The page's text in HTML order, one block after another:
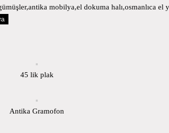
mobilya,el dokuma halı,osmanlıca
45 lik plak
Antika Gramofon